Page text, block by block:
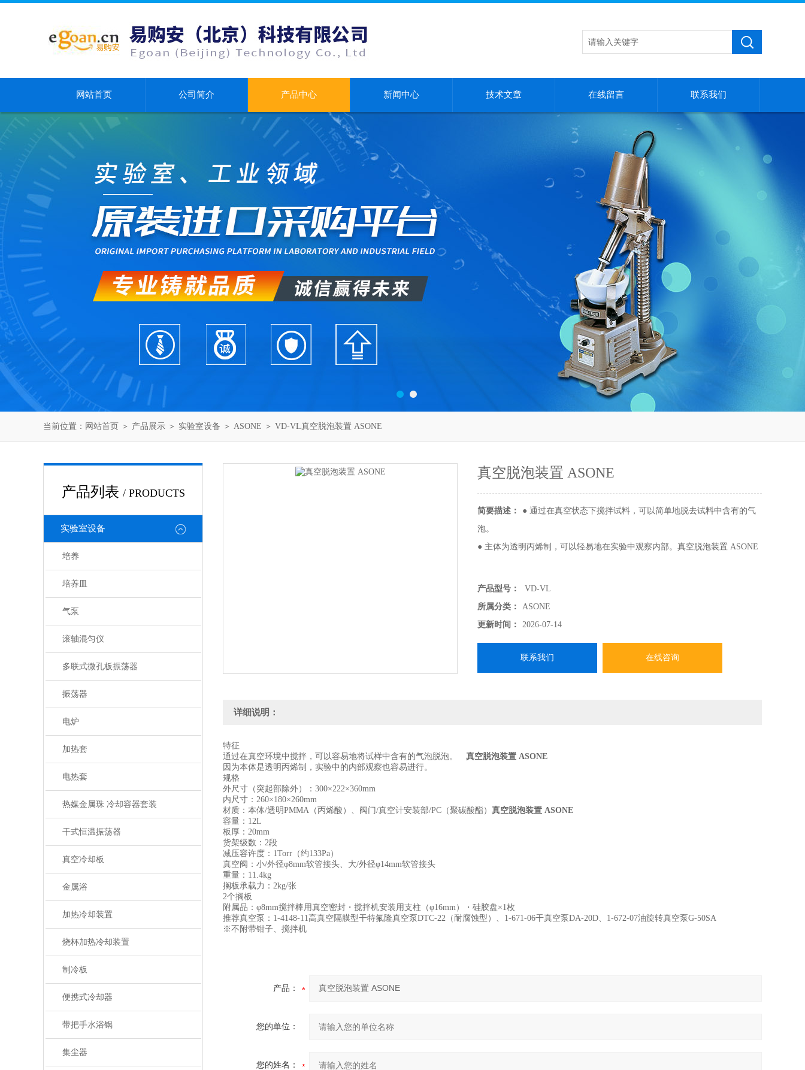
网站首页 公司简介 产品中心 新闻中心 技术文章 在线留言 联系我们
当前位置： 网站首页 ＞ 产品展示 ＞ 实验室设备 ＞ ASONE ＞ VD-VL真空脱泡装置 ASONE
产品列表 / PRODUCTS
实验室设备
培养
培养皿
气泵
滚轴混匀仪
多联式微孔板振荡器
振荡器
电炉
加热套
电热套
热媒金属珠 冷却容器套装
干式恒温振荡器
真空冷却板
金属浴
加热冷却装置
烧杯加热冷却装置
制冷板
便携式冷却器
带把手水浴锅
集尘器
真空脱泡装置 ASONE
简要描述：
● 通过在真空状态下搅拌试料，可以简单地脱去试料中含有的气
泡。
● 主体为透明丙烯制，可以轻易地在实验中观察内部。真空脱泡装置 ASONE
产品型号：
VD-VL
所属分类：
ASONE
更新时间：
2026-07-14
联系我们 在线咨询
详细说明：
特征
通过在真空环境中搅拌，可以容易地将试样中含有的气泡脱泡。 真空脱泡装置 ASONE
因为本体是透明丙烯制，实验中的内部观察也容易进行。
规格
外尺寸（突起部除外）：300×222×360mm
内尺寸：260×180×260mm
材质：本体/透明PMMA（丙烯酸）、阀门/真空计安装部/PC（聚碳酸酯） 真空脱泡装置 ASONE
容量：12L
板厚：20mm
货架级数：2段
减压容许度：1Torr（约133Pa）
真空阀：小/外径φ8mm软管接头、大/外径φ14mm软管接头
重量：11.4kg
搁板承载力：2kg/张
2个搁板
附属品：φ8mm搅拌棒用真空密封・搅拌机安装用支柱（φ16mm）・硅胶盘×1枚
推荐真空泵：1-4148-11高真空隔膜型干特氟隆真空泵DTC-22（耐腐蚀型）、1-671-06干真空泵DA-20D、1-672-07油旋转真空泵G-50SA
※不附带钳子、搅拌机
产品：
您的单位：
您的姓名：